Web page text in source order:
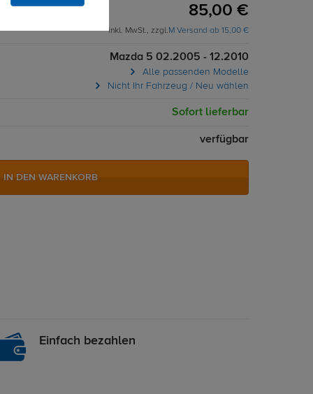
85,00 €
inkl. MwSt., zzgl.M Versand ab 15,00 €
Mazda 5 02.2005 - 12.2010
Alle passenden Modelle
Nicht Ihr Fahrzeug / Neu wählen
Sofort lieferbar
verfügbar
IN DEN WARENKORB
Einfach bezahlen